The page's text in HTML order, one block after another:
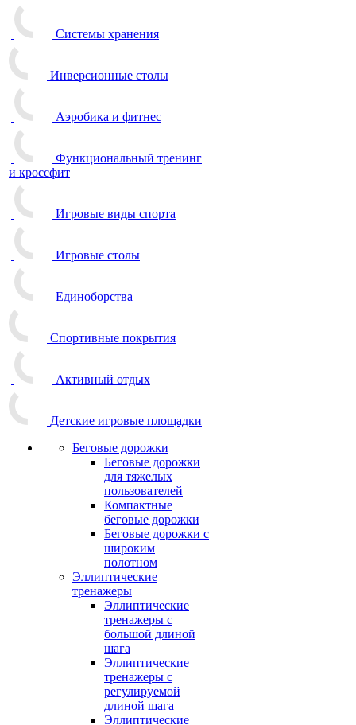
Системы хранения
Инверсионные столы
Аэробика и фитнес
Функциональный тренинг
и кроссфит
Игровые виды спорта
Игровые столы
Единоборства
Спортивные покрытия
Активный отдых
Детские игровые площадки
Беговые дорожки
Беговые дорожки
для тяжелых
пользователей
Компактные
беговые дорожки
Беговые дорожки с
широким
полотном
Эллиптические
тренажеры
Эллиптические
тренажеры с
большой длиной
шага
Эллиптические
тренажеры с
регулируемой
длиной шага
Эллиптические